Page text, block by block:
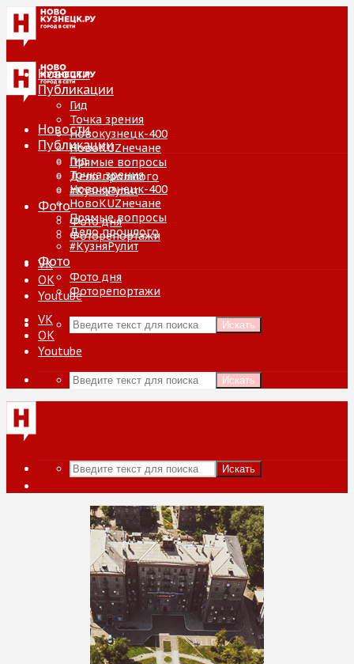
Новости
Публикации
Гид
Точка зрения
Новокузнецк-400
НовоKUZнечане
Прямые вопросы
Дело прошлого
#КузняРулит
Фото
Фото дня
Фоторепортажи
VK
ОК
Youtube
Искать
Новости
Публикации
Гид
Точка зрения
Новокузнецк-400
НовоKUZнечане
Прямые вопросы
Дело прошлого
#КузняРулит
Фото
Фото дня
Фоторепортажи
VK
ОК
Youtube
Искать
Искать